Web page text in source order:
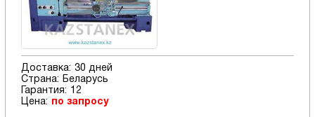
Доставка: 30 дней
Страна:
Беларусь
Гарантия: 12
Цена: по запросу